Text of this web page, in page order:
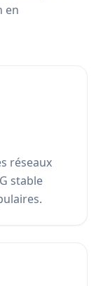
en
réseaux
stable